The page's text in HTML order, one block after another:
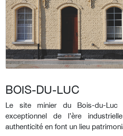
BOIS-DU-LUC
Le site minier du Bois-du-Luc
exceptionnel de l’ère
authenticité en font un lieu